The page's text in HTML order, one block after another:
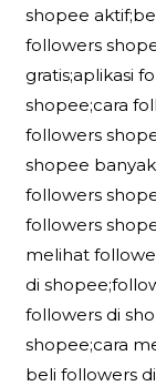
shopee
followers
gratis;aplikasi
shopee;cara
followers
shopee
followers
followers
melihat
di
followers di
shopee;cara
beli followers